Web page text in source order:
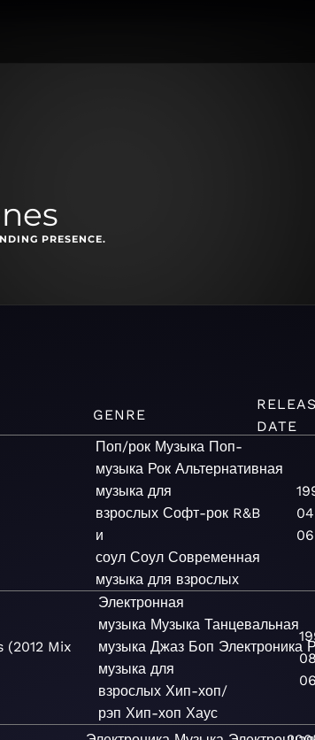
PRESENCE.
GENRE
DATE
Поп/рок Музыка Поп-
музыка Рок Альтернативная
музыка для
взрослых Софт-рок R&B
и
соул Соул Современная
музыка для взрослых
06
(2012 Mix
Электронная
музыка Музыка Танцевальная
музыка Джаз Боп Электроника
музыка для
взрослых Хип-хоп/
рэп Хип-хоп Хаус
06